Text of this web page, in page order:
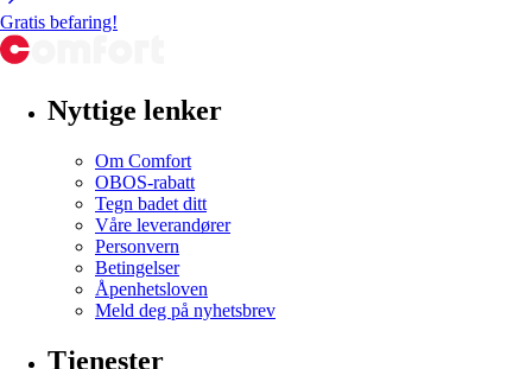
Gratis befaring!
Nyttige lenker
Om Comfort
OBOS-rabatt
Tegn badet ditt
Våre leverandører
Personvern
Betingelser
Åpenhetsloven
Meld deg på nyhetsbrev
Tjenester